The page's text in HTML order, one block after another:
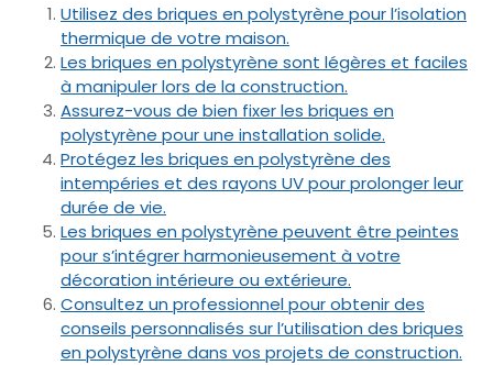
Utilisez des briques en polystyrène pour l’isolation
thermique de votre maison.
Les briques en polystyrène sont légères et faciles
à manipuler lors de la construction.
Assurez-vous de bien fixer les briques en
polystyrène pour une installation solide.
Protégez les briques en polystyrène des
intempéries et des rayons UV pour prolonger leur
durée de vie.
Les briques en polystyrène peuvent être peintes
pour s’intégrer harmonieusement à votre
décoration intérieure ou extérieure.
Consultez un professionnel pour obtenir des
conseils personnalisés sur l’utilisation des briques
en polystyrène dans vos projets de construction.